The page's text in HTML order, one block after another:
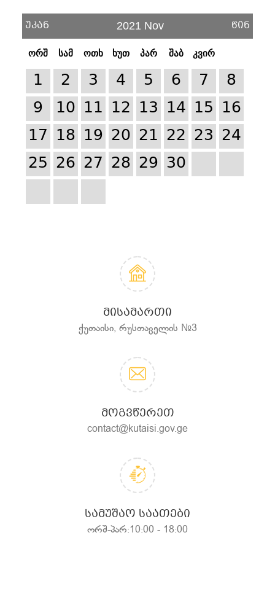
უკან 2021 Nov წინ
ორშ სამ ოთხ ხუთ პარ შაბ კვირ
1 2 3 4 5 6 7
8
9
10 11 12 13 14 15 16
17 18 19 20 21 22 23 24
25 26 27 28 29 30
ᲛᲘᲡᲐᲛᲐᲠᲗᲘ
ქუთაისი, რუსთაველის №3
ᲛᲝᲒᲕᲬᲔᲠᲔᲗ
contact@kutaisi.gov.ge
ᲡᲐᲛᲣᲨᲐᲝ ᲡᲐᲐᲗᲔᲑᲘ
ორშ-პარ:10:00 - 18:00